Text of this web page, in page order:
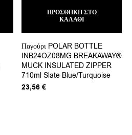
ΠΡΟΣΘΉΚΗ ΣΤΟ
ΚΑΛΆΘΙ
Παγούρι POLAR BOTTLE
INB24OZ08MG BREAKAWAY®
MUCK INSULATED ZIPPER
710ml Slate Blue/Turquoise
23,56€